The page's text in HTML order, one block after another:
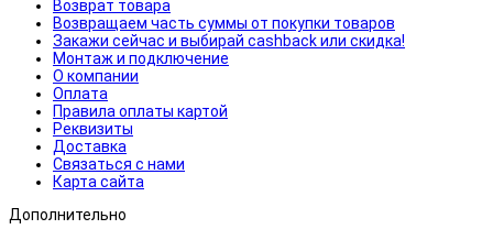
Возврат товара
Возвращаем часть суммы от покупки товаров
Закажи сейчас и выбирай cashback или скидка!
Монтаж и подключение
О компании
Оплата
Правила оплаты картой
Реквизиты
Доставка
Связаться с нами
Карта сайта
Дополнительно